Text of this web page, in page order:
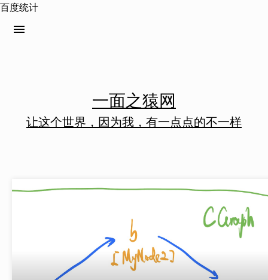
百度统计
menu
一面之猿网
让这个世界，因为我，有一点点的不一样